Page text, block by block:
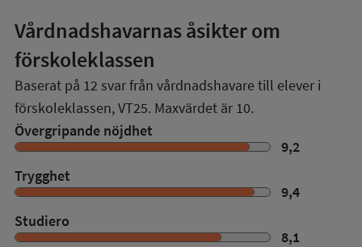
Vårdnadshavarnas åsikter om
förskoleklassen
Baserat på 12 svar från vårdnadshavare till elever i
förskoleklassen,VT25. Maxvärdet är 10.
Övergripande nöjdhet
9,2
Trygghet
9,4
Studiero
8,1